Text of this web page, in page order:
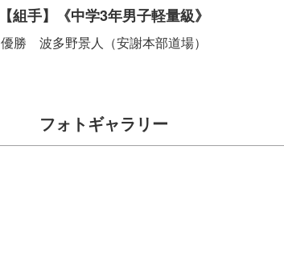
【組手】《中学3年男子軽量級》
優勝 波多野景人（安謝本部道場）
フォトギャラリー